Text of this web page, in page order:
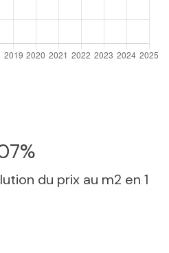
du prix au m2 en 1